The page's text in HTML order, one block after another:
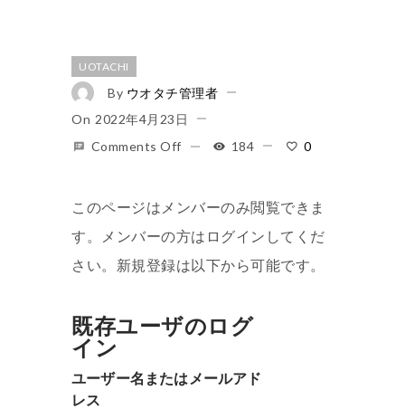
UOTACHI
By ウオタチ管理者
On 2022年4月23日
Comments Off
184 0
このページはメンバーのみ閲覧できま
す。メンバーの方はログインしてくだ
さい。新規登録は以下から可能です。
既存ユーザのログ
イン
ユーザー名またはメールアド
レス